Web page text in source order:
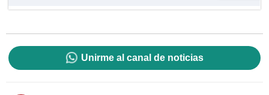
Unirme al canal de noticias